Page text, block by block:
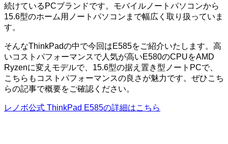
続けているPCブランドです。モバイルノートパソコンから
15.6型のホーム用ノートパソコンまで幅広く取り扱っていま
す。
そんなThinkPadの中で今回はE585をご紹介いたします。高
いコストパフォーマンスで人気が高いE580のCPUをAMD
Ryzenに変えモデルで、15.6型の据え置き型ノートPCで、
こちらもコストパフォーマンスの良さが魅力です。ぜひこち
らの記事で概要をご確認ください。
レノボ公式 ThinkPad E585の詳細はこちら